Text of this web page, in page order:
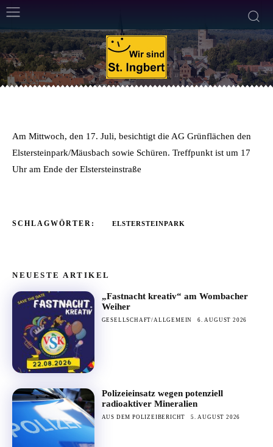
15. Juli 2013 Von Alexander Eich Weniger als eineMin. Lesezeit
Am Mittwoch, den 17. Juli, besichtigt die AG Grünflächen den
Elstersteinpark/Mäusbach sowie Schüren. Treffpunkt ist um 17
Uhr am Ende der Elstersteinstraße
SCHLAGWÖRTER: ELSTERSTEINPARK
NEUESTE ARTIKEL
„Fastnacht kreativ“ am Wombacher
Weiher
GESELLSCHAFT/ALLGEMEIN 6. AUGUST 2026
Polizeieinsatz wegen potenziell
radioaktiver Mineralien
AUS DEM POLIZEIBERICHT 5. AUGUST 2026